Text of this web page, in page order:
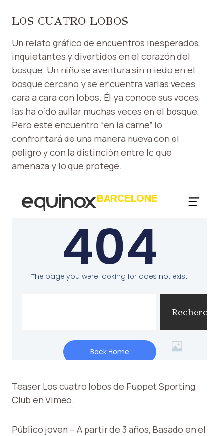
LOS CUATRO LOBOS
Un relato gráfico de encuentros inesperados,
inquietantes y divertidos en el corazón del
bosque. Un niño se aventura sin miedo en el
bosque cercano y se encuentra varias veces
cara a cara con lobos. Él ya conoce sus voces,
las ha oído aullar muchas veces en el bosque.
Pero este encuentro “en la carne” lo
confrontará de una manera nueva con el
peligro y con la distinción entre lo que
amenaza y lo que protege.
Teaser Los cuatro lobos de Puppet Sporting
Club en Vimeo.
Público joven – A partir de 3 años, Basado en el